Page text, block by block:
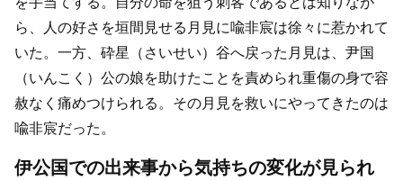
ら、人の好さを垣間見せる月見に喩非宸は徐々に惹かれて
いた。一方、砕星（さいせい）谷へ戻った月見は、尹国
（いんこく）公の娘を助けたことを責められ重傷の身で容
赦なく痛めつけられる。その月見を救いにやってきたのは
喩非宸だった。
伊公国での出来事から気持ちの変化が見られ